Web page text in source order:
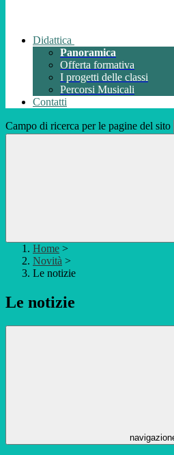
Didattica
Panoramica
Offerta formativa
I progetti delle classi
Percorsi Musicali
Contatti
Campo di ricerca per le pagine del sito
Home >
Novità >
Le notizie
Le notizie